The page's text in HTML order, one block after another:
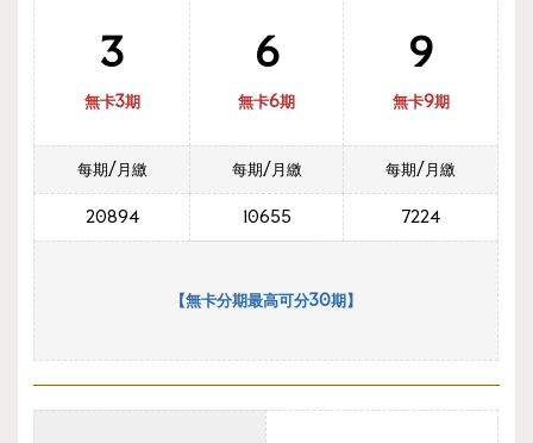
3
無卡3期
6
無卡6期
9
無卡9期
每期/月繳 每期/月繳 每期/月繳
20894 10655 7224
【無卡分期最高可分30期】